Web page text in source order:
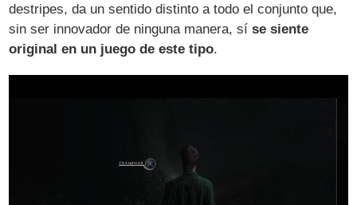
destripes, da un sentido distinto a todo el conjunto que,
sin ser innovador de ninguna manera, síse siente
original en un juego de este tipo.